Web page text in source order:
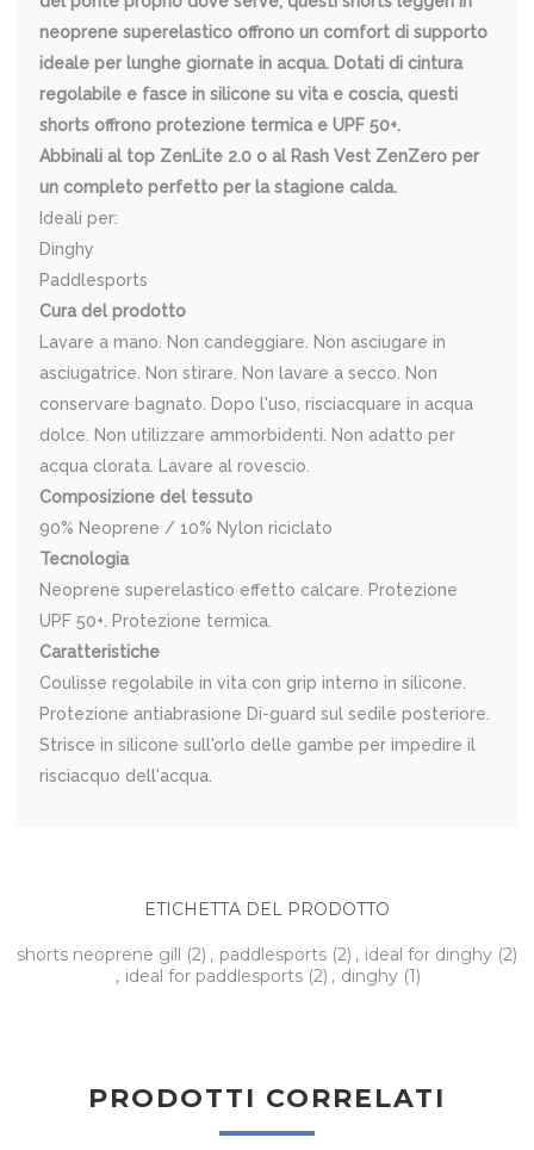
neoprene superelastico offrono un comfort di supporto
ideale per lunghe giornate in acqua. Dotati di cintura
regolabile e fasce in silicone su vita e coscia, questi
shorts offrono protezione termica e UPF 50+.
Abbinali al top ZenLite 2.0 o al Rash Vest ZenZero per
un completo perfetto per la stagione calda.
Ideali per:
Dinghy
Paddlesports
Cura del prodotto
Lavare a mano. Non candeggiare. Non asciugare in
asciugatrice. Non stirare. Non lavare a secco. Non
conservare bagnato. Dopo l'uso, risciacquare in acqua
dolce. Non utilizzare ammorbidenti. Non adatto per
acqua clorata. Lavare al rovescio.
Composizione del tessuto
90% Neoprene / 10% Nylon riciclato
Tecnologia
Neoprene superelastico effetto calcare. Protezione
UPF 50+. Protezione termica.
Caratteristiche
Coulisse regolabile in vita con grip interno in silicone.
Protezione antiabrasione Di-guard sul sedile posteriore.
Strisce in silicone sull'orlo delle gambe per impedire il
risciacquo dell'acqua.
ETICHETTA DEL PRODOTTO
shorts neoprene gill (2) , paddlesports (2) , ideal for dinghy (2)
, ideal for paddlesports (2) , dinghy (1)
PRODOTTI CORRELATI